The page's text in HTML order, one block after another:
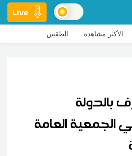
Live
الأكثر مشاهدة الطقس
بالدولة
الجمعية العامة